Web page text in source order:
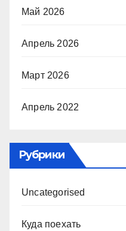
Май 2026
Апрель 2026
Март 2026
Апрель 2022
Рубрики
Uncategorised
Куда поехать